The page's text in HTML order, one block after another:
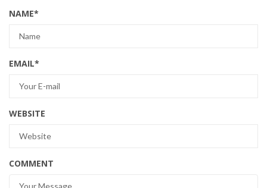
NAME*
EMAIL*
WEBSITE
COMMENT